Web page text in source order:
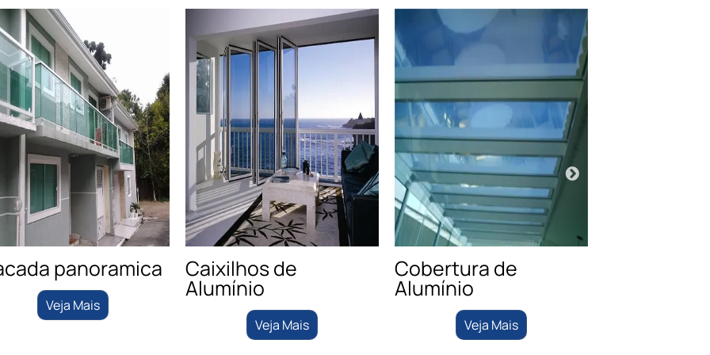
panoramica
Veja Mais
Caixilhos de
Alumínio
Veja Mais
Cobertura de
Alumínio
Veja Mais